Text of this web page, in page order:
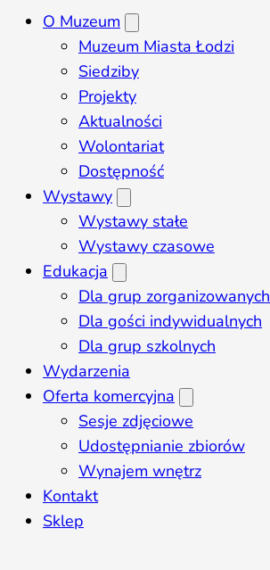
O Muzeum
Muzeum Miasta Łodzi
Siedziby
Projekty
Aktualności
Wolontariat
Dostępność
Wystawy
Wystawy stałe
Wystawy czasowe
Edukacja
Dla grup zorganizowanych
Dla gości indywidualnych
Dla grup szkolnych
Wydarzenia
Oferta komercyjna
Sesje zdjęciowe
Udostępnianie zbiorów
Wynajem wnętrz
Kontakt
Sklep